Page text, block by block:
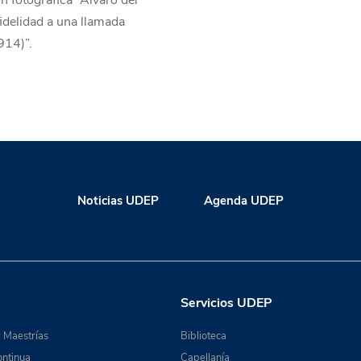
a una llamada
Noticias UDEP Agenda UDEP
Servicios UDEP
Biblioteca
Capellanía